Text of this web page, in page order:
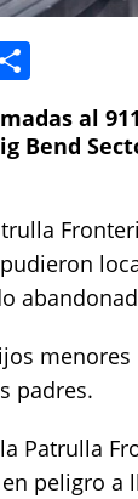
h
a
al
Bend
menores
padres.
Patrulla
peligro a